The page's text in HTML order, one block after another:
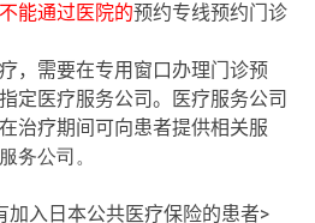
不能通过医院的预约专线预约门诊
，需要在专用窗口办理门诊预
定医疗服务公司。医疗服务公司
治疗期间可向患者提供相关服
务公司。
加入日本公共医疗保险的患者>